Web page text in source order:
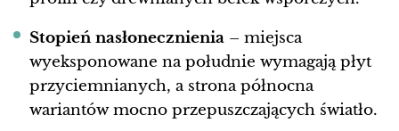
Stopień nasłonecznienia – miejsca
wyeksponowane na południe wymagają płyt
przyciemnianych, a strona północna
wariantów mocno przepuszczających światło.